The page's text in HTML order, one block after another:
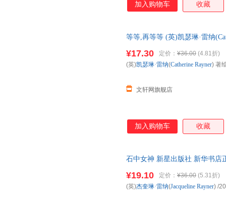
加入购物车 收藏
等等,再等等 (英)凯瑟琳·雷纳
¥17.30 定价： ¥36.00 (4.81折)
文轩网旗舰店
(英)凯瑟琳·雷纳(Catherine Rayner) 著
加入购物车 收藏
石中女神 新星出版社 新华书店
¥19.10 定价： ¥36.00 (5.31折)
(英)杰奎琳·雷纳(Jacqueline Rayner) /